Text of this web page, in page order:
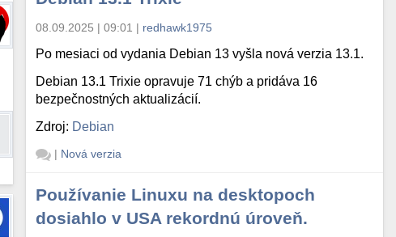
08.09.2025 | 09:01 | redhawk1975
Po mesiaci od vydania Debian 13 vyšla nová verzia 13.1.
Debian 13.1 Trixie opravuje 71 chýb a pridáva 16
bezpečnostných aktualizácií.
Zdroj: Debian
| Nová verzia
Používanie Linuxu na desktopoch
dosiahlo v USA rekordnú úroveň.